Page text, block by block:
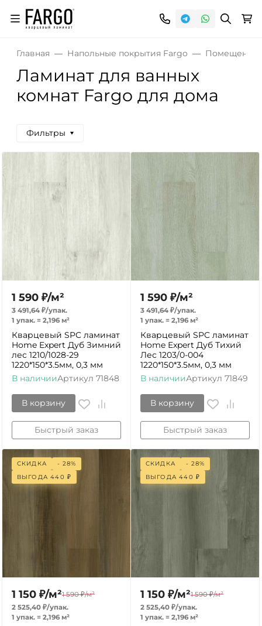
Главная Напольные покрытия Fargo Помещения
Ламинат для ванных
комнат Fargo для дома
Фильтры
1 590 ₽/м²
3 491,64 ₽/упак.
1 упак. = 2,196 м²
Кварцевый SPC ламинат
Home Expert Дуб Зимний
лес 1210/1028-29
1220*150*3.5мм, 0,3 мм
В наличииАртикул 71848
В корзину
Быстрый заказ
1 590 ₽/м²
3 491,64 ₽/упак.
1 упак. = 2,196 м²
Кварцевый SPC ламинат
Home Expert Дуб Тихий
Лес 1203/0-004
1220*150*3.5мм, 0,3 мм
В наличииАртикул 71849
В корзину
Быстрый заказ
СКИДКА
- 28%
ВЫГОДА440 ₽
1 150 ₽/м²1 590 ₽/м²
2 525,40 ₽/упак.
1 упак. = 2,196 м²
СКИДКА
- 28%
ВЫГОДА440 ₽
1 150 ₽/м²1 590 ₽/м²
2 525,40 ₽/упак.
1 упак. = 2,196 м²